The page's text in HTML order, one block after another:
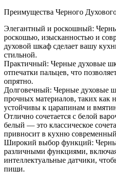
Преимущества Черного
Элегантный и роскошный:
роскошью, изысканностью и
духовой шкаф сделает вашу
стильной.
Практичный: Черные духовые
отпечатки пальцев, что
опрятно.
Долговечный: Черные духовые
прочных материалов, таких как
устойчивы к царапинам и
Отлично сочетается с белой
белый — это классическое
привносит в кухню
Широкий выбор функций:
различными функциями,
интеллектуальные датчики,
пищи.